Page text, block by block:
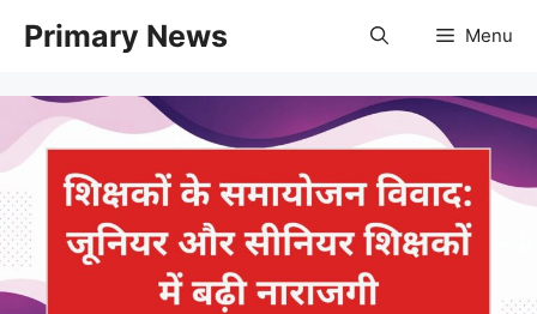
Primary News Menu